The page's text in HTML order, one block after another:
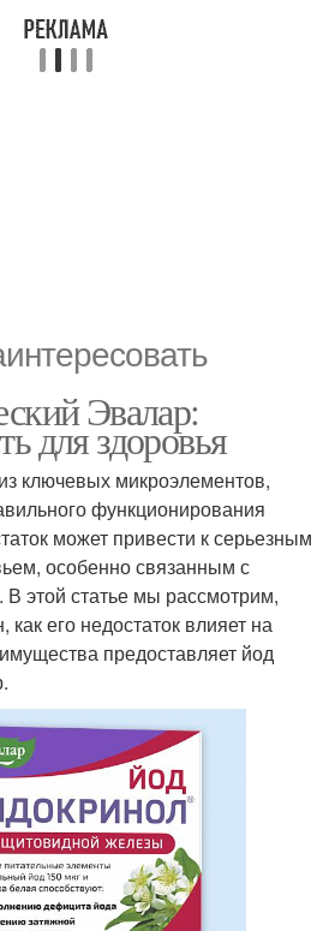
Эвалар:
для здоровья
ключевых микроэлементов,
функционирования
может привести к серьезным
особенно связанным с
этой статье мы рассмотрим,
его недостаток влияет на
предоставляет йод